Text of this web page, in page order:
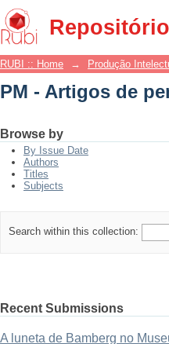
PM - Artigos de
RUBI :: Home → Produção
PM - Artigos de
Browse by
By Issue Date
Authors
Titles
Subjects
Search within this collection:
Recent Submissions
A luneta de Bamberg no